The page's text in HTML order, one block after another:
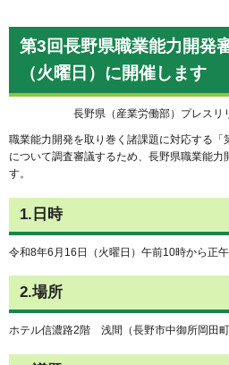
第3回長野県職業能力開発
（火曜日）に開催します
長野県（産業労働部）プレスリ
職業能力開発を取り巻く諸課題に対応する「
について調査審議するため、長野県職業能力
す。
1.日時
令和8年6月16日（火曜日）午前10時から正午
2.場所
ホテル信濃路2階 浅間（長野市中御所岡田町